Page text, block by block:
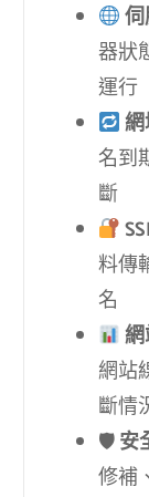
器狀
運行
名到
斷
料傳
名
網站
斷情
🛡安
修補